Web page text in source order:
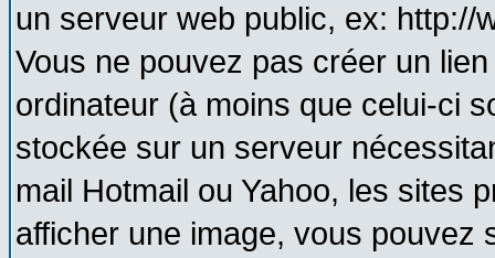
un serveur web public, ex: http://
Vous ne pouvez pas créer un
ordinateur (à moins que celui-ci
stockée sur un serveur
mail Hotmail ou Yahoo, les sites
afficher une image, vous pouvez